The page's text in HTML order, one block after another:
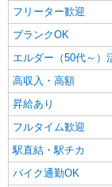
フリーター歓迎
ブランクOK
エルダー（50代～）
高収入・高額
昇給あり
フルタイム歓迎
駅直結・駅チカ
バイク通勤OK